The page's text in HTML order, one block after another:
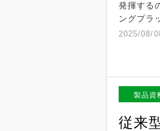
発揮する
ングプラ
2025/08/
製品資
従来